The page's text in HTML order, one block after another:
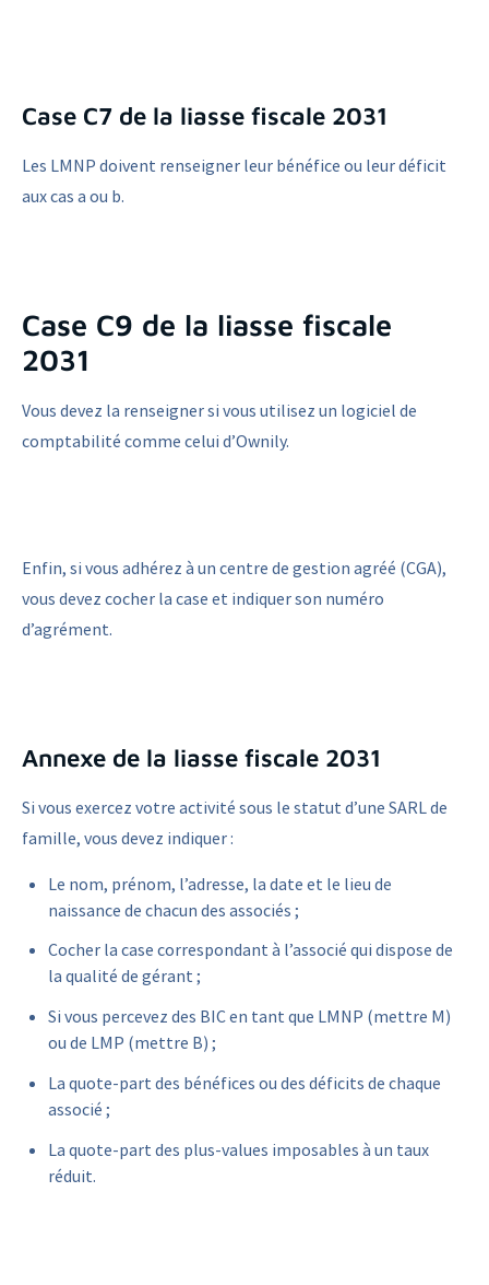
Case C7 de la liasse fiscale 2031
Les LMNP doivent renseigner leur bénéfice ou leur déficit
aux cas a ou b.
Case C9 de la liasse fiscale
2031
Vous devez la renseigner si vous utilisez un logiciel de
comptabilité comme celui d’Ownily.
Enfin, si vous adhérez à un centre de gestion agréé (CGA),
vous devez cocher la case et indiquer son numéro
d’agrément.
Annexe de la liasse fiscale 2031
Si vous exercez votre activité sous le statut d’une SARL de
famille, vous devez indiquer :
Le nom, prénom, l’adresse, la date et le lieu de
naissance de chacun des associés ;
Cocher la case correspondant à l’associé qui dispose de
la qualité de gérant ;
Si vous percevez des BIC en tant que LMNP (mettre M)
ou de LMP (mettre B) ;
La quote-part des bénéfices ou des déficits de chaque
associé ;
La quote-part des plus-values imposables à un taux
réduit.